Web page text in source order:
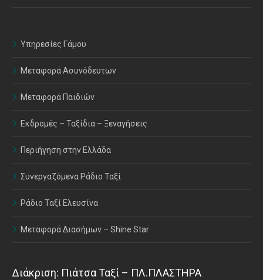
Υπηρεσίες Γάμου
Μεταφορά Ασυνόδευτων
Μεταφορά Παιδιών
Εκδρομές – Ταξίδια – Ξεναγήσεις
Περιήγηση στην Ελλάδα
Συνεργαζόμενα Ράδιο Ταξί
Ράδιο Ταξί Ελευσίνα
Μεταφορά Διασήμων – Shine Star
Διάκριση: Πιάτσα Ταξί – ΠΛ.ΠΛΑΣΤΗΡΑ